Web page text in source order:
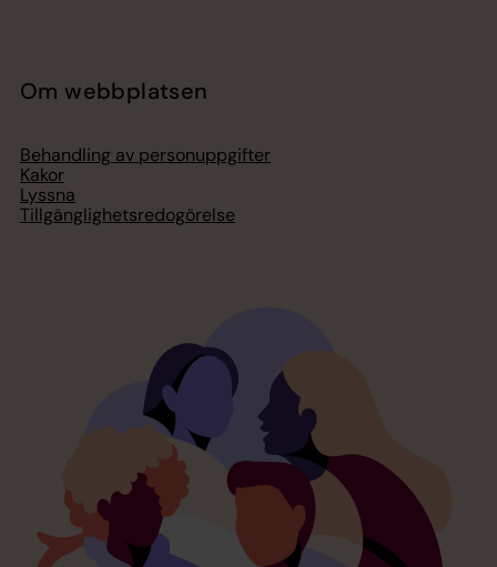
Om webbplatsen
Behandling av personuppgifter
Kakor
Lyssna
Tillgänglighetsredogörelse